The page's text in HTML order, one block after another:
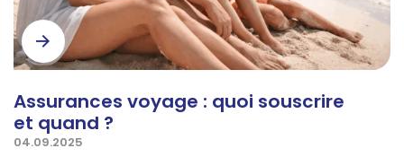
Assurances voyage : quoi souscrire
et quand ?
04.09.2025